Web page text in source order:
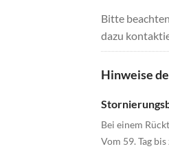
Bitte
dazu
Hinweise
Bei einem
Vom 59. Tag